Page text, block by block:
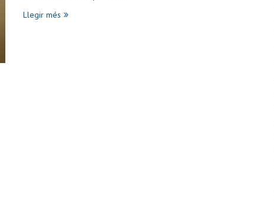
Llegir més